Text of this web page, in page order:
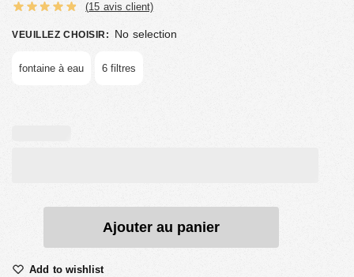
(15 avis client)
VEUILLEZ CHOISIR: No selection
fontaine à eau 6 filtres
Ajouter au panier
Add to wishlist